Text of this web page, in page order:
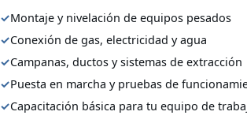
✓Montaje y nivelación de equipos pesados
✓Conexión de gas, electricidad y agua
✓Campanas, ductos y sistemas de extracción
✓Puesta en marcha y pruebas de
✓Capacitación básica para tu equipo de